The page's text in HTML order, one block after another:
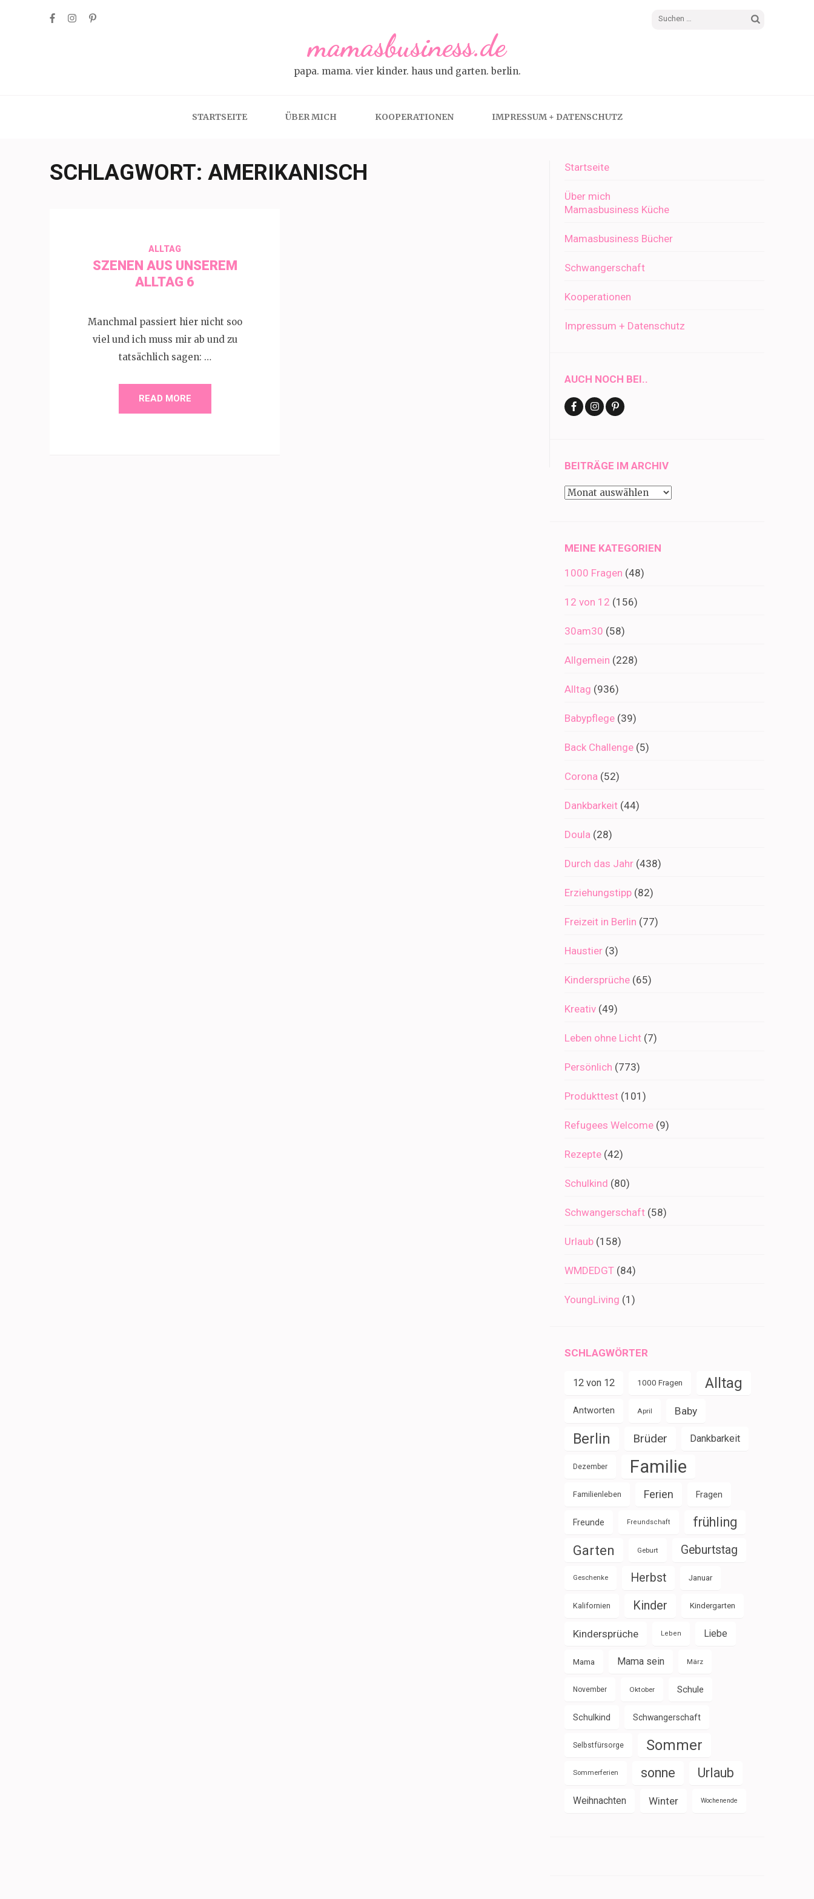
Suchen
mamasbusiness.de
papa. mama. vier kinder. haus und garten. berlin.
STARTSEITE ÜBER MICH KOOPERATIONEN IMPRESSUM + DATENSCHUTZ
SCHLAGWORT: AMERIKANISCH
ALLTAG
SZENEN AUS UNSEREM
ALLTAG 6
Manchmal passiert hier nicht soo
viel und ich muss mir ab und zu
tatsächlich sagen: …
READ MORE
Startseite
Über mich
Mamasbusiness Küche
Mamasbusiness Bücher
Schwangerschaft
Kooperationen
Impressum + Datenschutz
AUCH NOCH BEI..
BEITRÄGE IM ARCHIV
Beiträge
MEINE KATEGORIEN
1000 Fragen (48)
12 von 12 (156)
30am30 (58)
Allgemein (228)
Alltag (936)
Babypflege (39)
Back Challenge (5)
Corona (52)
Dankbarkeit (44)
Doula (28)
Durch das Jahr (438)
Erziehungstipp (82)
Freizeit in Berlin (77)
Haustier (3)
Kindersprüche (65)
Kreativ (49)
Leben ohne Licht (7)
Persönlich (773)
Produkttest (101)
Refugees Welcome (9)
Rezepte (42)
Schulkind (80)
Schwangerschaft (58)
Urlaub (158)
WMDEDGT (84)
YoungLiving (1)
SCHLAGWÖRTER
12 von 12 1000 Fragen Alltag
Antworten April Baby
Berlin Brüder Dankbarkeit
Dezember Familie
Familienleben Ferien Fragen
Freunde Freundschaft frühling
Garten Geburt Geburtstag
Geschenke Herbst Januar
Kalifornien Kinder Kindergarten
Kindersprüche Leben Liebe
Mama Mama sein März
November Oktober Schule
Schulkind Schwangerschaft
Selbstfürsorge Sommer
Sommerferien sonne Urlaub
Weihnachten Winter Wochenende